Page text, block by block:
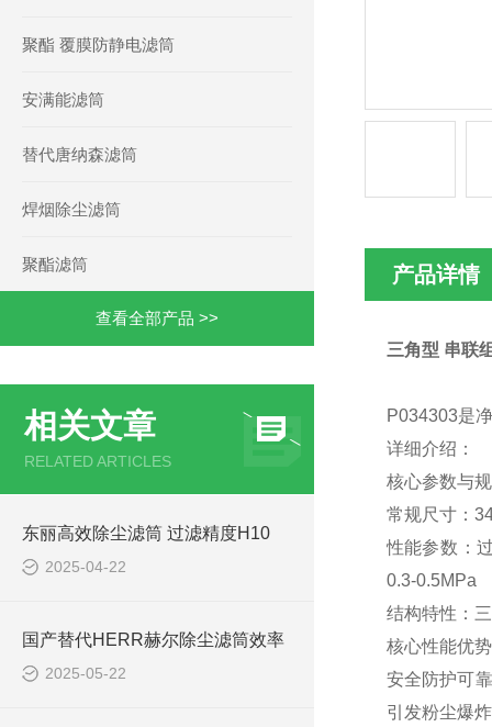
聚酯 覆膜防静电滤筒
安满能滤筒
替代唐纳森滤筒
焊烟除尘滤筒
聚酯滤筒
查看全部产品 >>
相关文章
RELATED ARTICLES
东丽高效除尘滤筒 过滤精度H10
2025-04-22
国产替代HERR赫尔除尘滤筒效率
2025-05-22
产品详情
三角型 串联
P034303是
详细介绍：
核心参数与
常规尺寸‌：
性能参数‌：
0.3-0.5MPa
结构特性‌：
核心性能优势
安全防护可
引发粉尘爆